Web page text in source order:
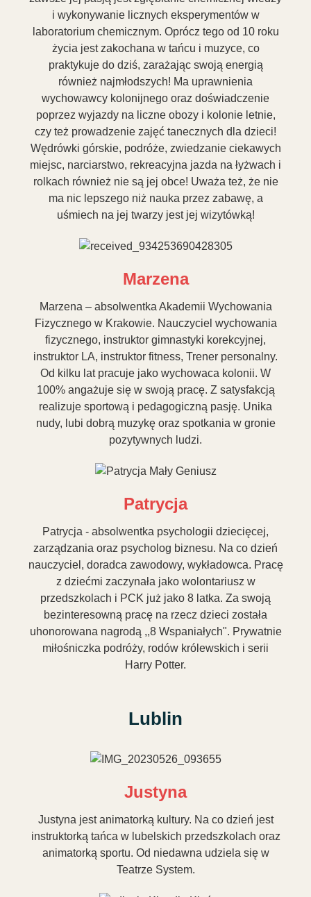
i wykonywanie licznych eksperymentów w
laboratorium chemicznym. Oprócz tego od 10 roku
życia jest zakochana w tańcu i muzyce, co
praktykuje do dziś, zarażając swoją energią
również najmłodszych! Ma uprawnienia
wychowawcy kolonijnego oraz doświadczenie
poprzez wyjazdy na liczne obozy i kolonie letnie,
czy też prowadzenie zajęć tanecznych dla dzieci!
Wędrówki górskie, podróże, zwiedzanie ciekawych
miejsc, narciarstwo, rekreacyjna jazda na łyżwach i
rolkach również nie są jej obce! Uważa też, że nie
ma nic lepszego niż nauka przez zabawę, a
uśmiech na jej twarzy jest jej wizytówką!
Marzena
Marzena – absolwentka Akademii Wychowania
Fizycznego w Krakowie. Nauczyciel wychowania
fizycznego, instruktor gimnastyki korekcyjnej,
instruktor LA, instruktor fitness, Trener personalny.
Od kilku lat pracuje jako wychowaca kolonii. W
100% angażuje się w swoją pracę. Z satysfakcją
realizuje sportową i pedagogiczną pasję. Unika
nudy, lubi dobrą muzykę oraz spotkania w gronie
pozytywnych ludzi.
Patrycja
Patrycja - absolwentka psychologii dziecięcej,
zarządzania oraz psycholog biznesu. Na co dzień
nauczyciel, doradca zawodowy, wykładowca. Pracę
z dziećmi zaczynała jako wolontariusz w
przedszkolach i PCK już jako 8 latka. Za swoją
bezinteresowną pracę na rzecz dzieci została
uhonorowana nagrodą ,,8 Wspaniałych". Prywatnie
miłośniczka podróży, rodów królewskich i serii
Harry Potter.
Lublin
Justyna
Justyna jest animatorką kultury. Na co dzień jest
instruktorką tańca w lubelskich przedszkolach oraz
animatorką sportu. Od niedawna udziela się w
Teatrze System.